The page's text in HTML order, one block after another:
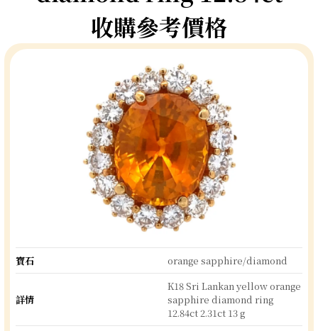
收購參考價格
寶石 orange sapphire/diamond
詳情
K18 Sri Lankan yellow orange
sapphire diamond ring
12.84ct 2.31ct 13 g